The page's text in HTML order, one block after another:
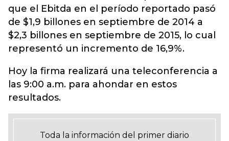
que el Ebitda en el período reportado pasó
de $1,9 billones en septiembre de 2014 a
$2,3 billones en septiembre de 2015, lo cual
representó un incremento de 16,9%.
Hoy la firma realizará una teleconferencia a
las 9:00 a.m. para ahondar en estos
resultados.
Toda la información del primer diario